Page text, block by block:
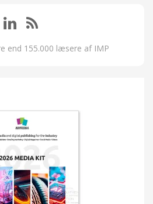
end 155.000 læsere af IMP